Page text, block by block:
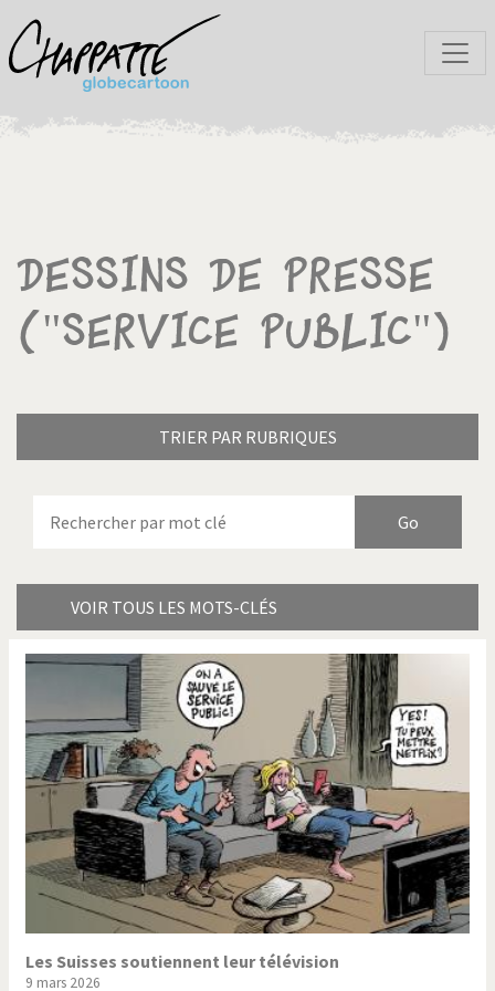
Dessins de presse
("Service Public")
TRIER PAR RUBRIQUES
VOIR TOUS LES MOTS-CLÉS
Bienvenue en Italie
Bye Biden! Catholique ou pas très?
Chère énergie! Crise grecque
Cybermonde
Du printemps arabe à
l'hiver
Election présidentielle US Guerre en Syrie
Hopp Deutschland Israël - Palestine
L'Amérique et les armes L'Iran tremble
La Chine et nous
La Corée du Nord: guerre ou
paix?
Les Suisses soutiennent leur télévision
9 mars 2026